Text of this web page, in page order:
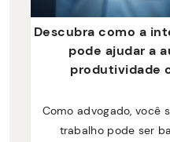
Descubra como a
pode ajudar a
produtividade
Como advogado, você
trabalho pode ser